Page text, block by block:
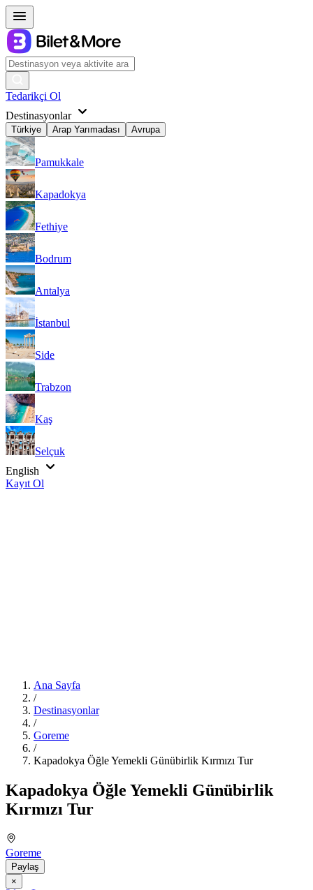
Tedarikçi Ol
Destinasyonlar
Türkiye Arap Yarımadası Avrupa
Pamukkale
Kapadokya
Fethiye
Bodrum
Antalya
İstanbul
Side
Trabzon
Kaş
Selçuk
English
Kayıt Ol
Ana Sayfa
/
Destinasyonlar
/
Goreme
/
Kapadokya Öğle Yemekli Günübirlik Kırmızı Tur
Kapadokya Öğle Yemekli Günübirlik
Kırmızı Tur
Goreme
Paylaş
×